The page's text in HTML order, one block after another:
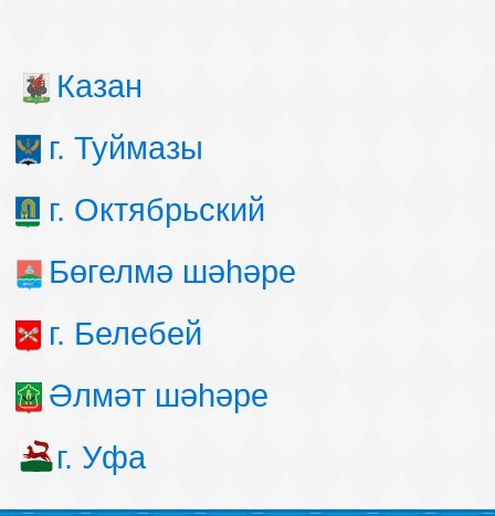
Казан
г. Туймазы
г. Октябрьский
Бөгелмә шәһәре
г. Белебей
Әлмәт шәһәре
г. Уфа